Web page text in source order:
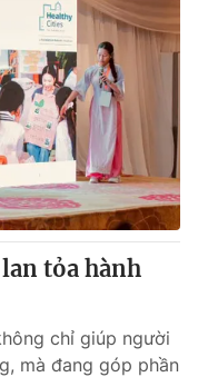
Nam
tử số 483/GP-BTTTT
Phạm Quốc Thắng,
355 932
tỏa hành
chỉ giúp người
mà đang góp phần